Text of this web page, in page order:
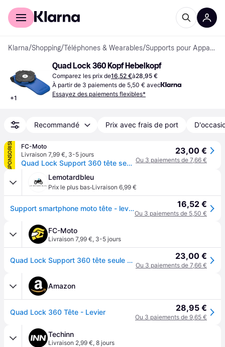
Acheter avec Klarna
Klarna/Shopping/Téléphones & Wearables/ Supports pour Appareils Mobiles
+1
Quad Lock 360 Kopf Hebelkopf
Comparez les prix de16,52 €à28,95 €
À partir de 3 paiements de 5,50 € avec
Essayez des paiements flexibles*
Recommandé Prix avec frais de port
SPONSORISÉ
FC-Moto
Livraison 7,99 €, 3-5 jours
Quad Lock Support 360 tête seule avec levier
23,00 €
Ou 3 paiements de 7,66 €
Lemotardbleu
Prix le plus bas·Livraison 6,99 €
Support smartphone moto tête - levier Quad Lock 360 - Bleu 16,52 €
Ou 3 paiements de 5,50 €
FC-Moto
Livraison 7,99 €, 3-5 jours
Quad Lock Support 360 tête seule avec levier 23,00 €
Ou 3 paiements de 7,66 €
Amazon
Quad Lock 360 Tête - Levier 28,95 €
Ou 3 paiements de 9,65 €
Techinn
Livraison 2,99 €, 8 jours